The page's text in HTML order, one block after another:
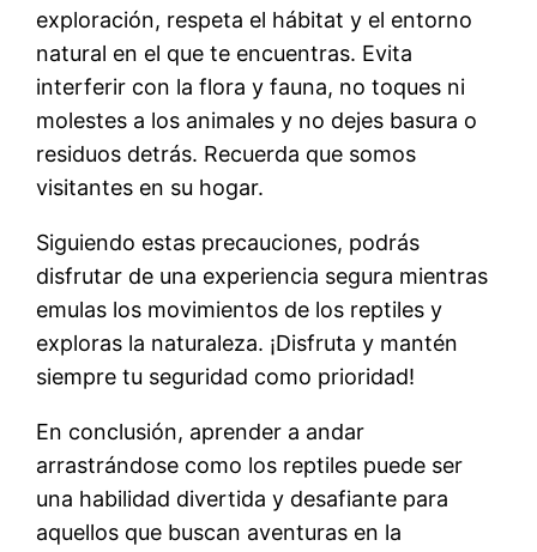
exploración, respeta el hábitat y el entorno
natural en el que te encuentras. Evita
interferir con la flora y fauna, no toques ni
molestes a los animales y no dejes basura o
residuos detrás. Recuerda que somos
visitantes en su hogar.
Siguiendo estas precauciones, podrás
disfrutar de una experiencia segura mientras
emulas los movimientos de los reptiles y
exploras la naturaleza. ¡Disfruta y mantén
siempre tu seguridad como prioridad!
En conclusión, aprender a andar
arrastrándose como los reptiles puede ser
una habilidad divertida y desafiante para
aquellos que buscan aventuras en la